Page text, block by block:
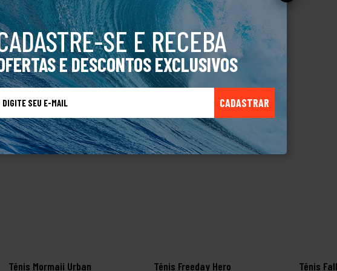
SE E RECEBA
E DESCONTOS EXCLUSIVOS
CADASTRAR
Original
TALVEZ VOCÊ TAMBÉM GOSTE
Tênis Mormaii Urban Tênis Freeday Hero Tênis